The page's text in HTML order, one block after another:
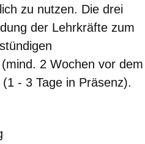
zu nutzen. Die drei
der Lehrkräfte zum
2 Wochen vor dem
- 3 Tage in Präsenz).